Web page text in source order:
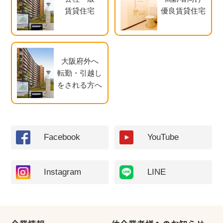
賃貸住宅
優良賃貸住宅
大阪府外へ
転勤・引越し
をされる方へ
Facebook YouTube
Instagram LINE